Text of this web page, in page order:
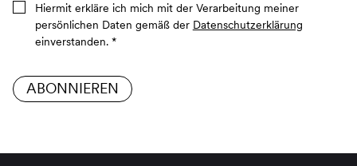
Hiermit erkläre ich mich mit der Verarbeitung meiner
persönlichen Daten gemäß der Datenschutzerklärung
einverstanden. *
ABONNIEREN